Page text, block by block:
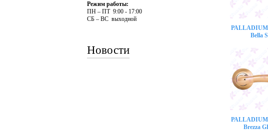
Режим работы:
ПH – ПT 9:00 - 17:00
CБ – BC выходной
Новости
Bella
Brezza